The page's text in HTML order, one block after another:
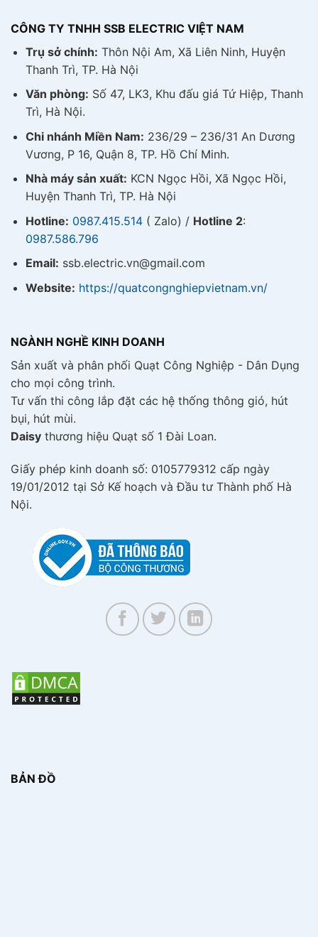
CÔNG TY TNHH SSB ELECTRIC VIỆT NAM
Trụ sở chính: Thôn Nội Am, Xã Liên Ninh, Huyện
Thanh Trì, TP. Hà Nội
Văn phòng: Số 47, LK3, Khu đấu giá Tứ Hiệp, Thanh
Trì, Hà Nội.
Chi nhánh Miền Nam: 236/29 – 236/31 An Dương
Vương, P 16, Quận 8, TP. Hồ Chí Minh.
Nhà máy sản xuất: KCN Ngọc Hồi, Xã Ngọc Hồi,
Huyện Thanh Trì, TP. Hà Nội
Hotline: 0987.415.514( Zalo) / Hotline 2:
0987.586.796
Email: ssb.electric.vn@gmail.com
Website: https://quatcongnghiepvietnam.vn/
NGÀNH NGHỀ KINH DOANH
Sản xuất và phân phối Quạt Công Nghiệp - Dân Dụng
cho mọi công trình.
Tư vấn thi công lắp đặt các hệ thống thông gió, hút
bụi, hút mùi.
Daisy thương hiệu Quạt số 1 Đài Loan.
Giấy phép kinh doanh số: 0105779312 cấp ngày
19/01/2012 tại Sở Kế hoạch và Đầu tư Thành phố Hà
Nội.
BẢN ĐỒ